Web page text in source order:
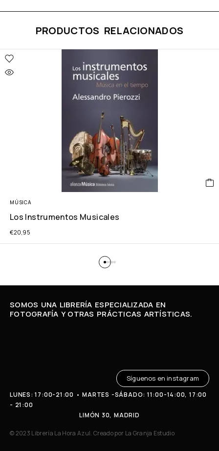
PRODUCTOS RELACIONADOS
MÚSICA
Los Instrumentos Musicales
€20,95
SOMOS UNA LIBRERÍA ESPECIALIZADA EN
FOTOGRAFÍA Y OTRAS PRÁCTICAS ARTÍSTICAS.
© 2023 Librería La Hora Azul. Creado por La Granja Estudio
LUNES: 17:00-21:00 • MARTES -SÁBADO: 11:00-14:00, 17:00
- 21:00
LIMÓN 30, MADRID
Síguenos en instagram